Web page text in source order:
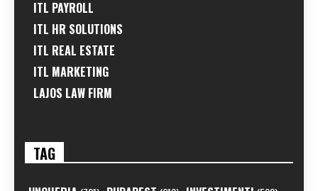
ITL PAYROLL
ITL HR SOLUTIONS
ITL REAL ESTATE
ITL MARKETING
LAJOS LAW FIRM
TAG